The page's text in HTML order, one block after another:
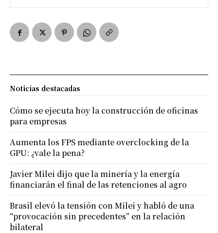
Noticias destacadas
Cómo se ejecuta hoy la construcción de oficinas
para empresas
Aumenta los FPS mediante overclocking de la
GPU: ¿vale la pena?
Javier Milei dijo que la minería y la energía
financiarán el final de las retenciones al agro
Brasil elevó la tensión con Milei y habló de una
“provocación sin precedentes” en la relación
bilateral